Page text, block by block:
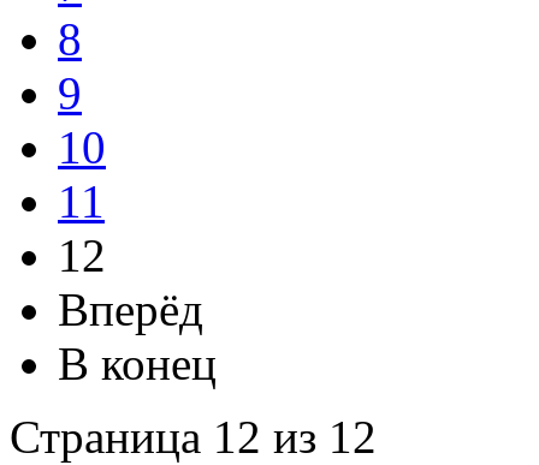
8
9
10
11
12
Вперёд
В конец
Страница 12 из 12